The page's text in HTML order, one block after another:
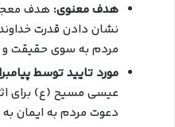
هدف معنوی: هدف
نشان دادن قدرت
مردم به سوی حقیقت
مورد تایید توسط
عیسی مسیح (ع) برای
دعوت مردم به ایمان به